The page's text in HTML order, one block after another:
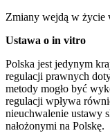
Zmiany wejdą w życie
Ustawa o in vitro
Polska jest jedynym
regulacji prawnych
metody mogło być
regulacji wpływa
nieuchwalenie ustawy
nałożonymi na Polskę.